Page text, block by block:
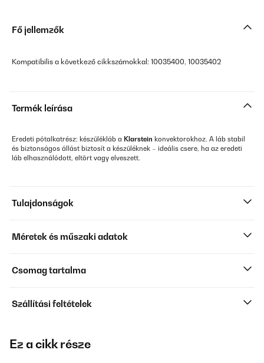
Fő jellemzők
Kompatibilis a következő cikkszámokkal: 10035400, 10035402
Termék leírása
Eredeti pótalkatrész: készülékláb a Klarstein konvektorokhoz. A láb stabil
és biztonságos állást biztosít a készüléknek – ideális csere, ha az eredeti
láb elhasználódott, eltört vagy elveszett.
Tulajdonságok
Méretek és műszaki adatok
Csomag tartalma
Szállítási feltételek
Ez a cikk része